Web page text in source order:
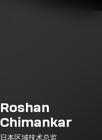
Roshan
Chimankar
日本区域技术总监